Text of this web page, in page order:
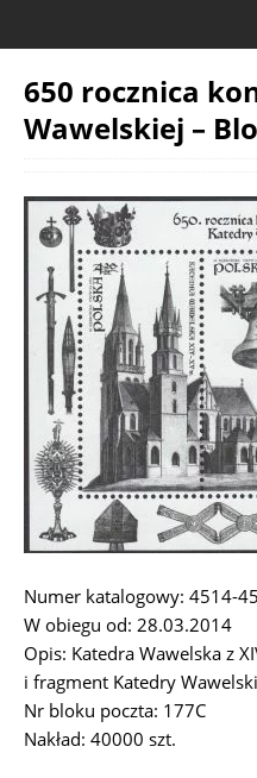
650 rocznica
Wawelskiej –
Numer katalogowy: 4514-
W obiegu od: 28.03.2014
Opis: Katedra Wawelska z
i fragment Katedry
Nr bloku poczta: 177C
Nakład: 40000 szt.